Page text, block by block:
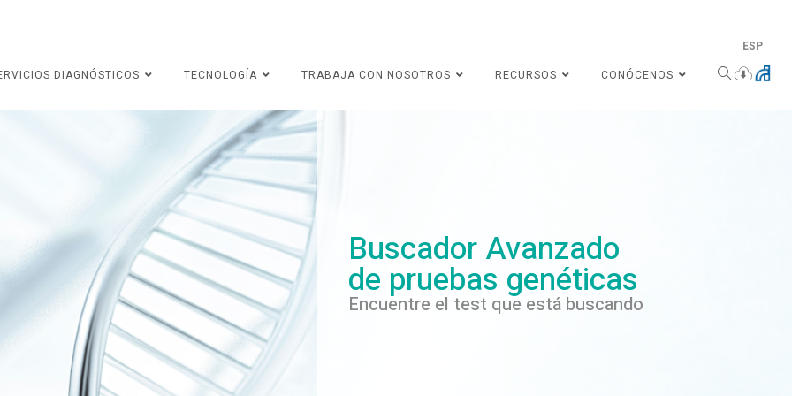
ESP
DIAGNÓSTICOS
TECNOLOGÍA TRABAJA CON NOSOTROS RECURSOS CONÓCENOS
Buscador Avanzado
de pruebas genéticas
Encuentre el test que está buscando